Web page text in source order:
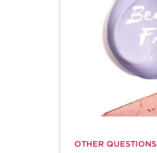
OTHER QUESTIONS